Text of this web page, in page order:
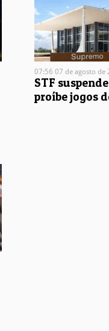
07:56 07 de agosto de
STF
proíbe jogos